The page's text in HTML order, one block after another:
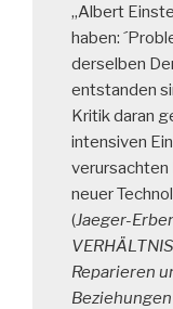
„Albert
haben:
derselben
entstanden
Kritik daran
intensiven
verursachten
neuer
(Jaeger-
Reparieren